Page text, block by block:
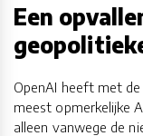
Een
OpenAI heeft met
meest opmerkelijke
alleen vanwege de